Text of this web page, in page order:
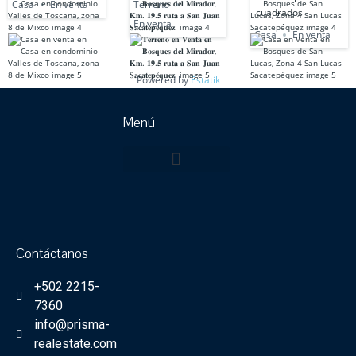
Casa
En venta
Terreno
En venta
cuadrados
Casa
En venta
Powered byEstatik
Contáctanos
+502 2215-
7360
info@prisma-
realestate.com
Menú